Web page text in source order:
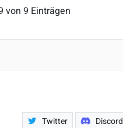
von 9 Einträgen
Twitter
Discord